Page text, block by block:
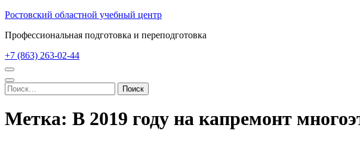
Перейти
содержимому
Enter)
Ростовский областной учебный центр
Профессиональная подготовка и переподготовка
+7 (863) 263-02-44
Найти:
Метка: В 2019 году на капремонт